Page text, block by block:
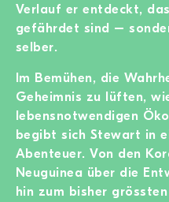
Verlauf er entdeckt,
gefährdet sind –
selber.
Im Bemühen, die
Geheimnis zu lüften,
lebensnotwendigen
begibt sich Stewart in
Abenteuer. Von den
Neuguinea über die
hin zum bisher